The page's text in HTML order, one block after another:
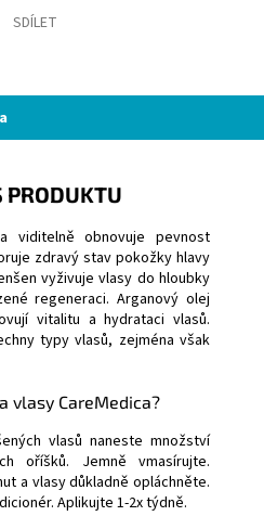
SDÍLET
PRODUKTU
viditelně obnovuje pevnost
zdravý stav pokožky hlavy
vyživuje vlasy do hloubky
regeneraci. Arganový olej
vitalitu a hydrataci vlasů.
typy vlasů, zejména však
vlasy CareMedica?
vlasů naneste množství
oříšků. Jemně vmasírujte.
a vlasy důkladně opláchněte.
Aplikujte 1-2x týdně.